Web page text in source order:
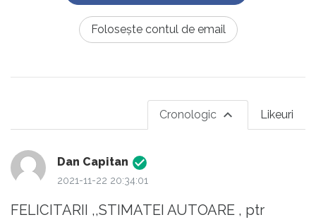
Folosește contul de email
Likeuri
Cronologic
Dan Capitan
2021-11-22 20:34:01
FELICITARII ,,STIMATEI AUTOARE , ptr